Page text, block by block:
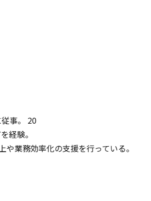
事。 20
経験。
業務効率化の支援を行っている。